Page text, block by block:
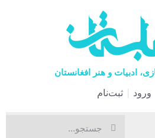
ادبیات و هنر افغانستان
ورود ثبت‌نام